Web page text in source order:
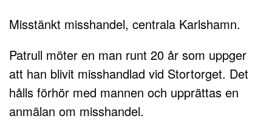
Misstänkt misshandel, centrala Karlshamn.
Patrull möter en man runt 20 år som uppger
att han blivit misshandlad vid Stortorget. Det
hålls förhör med mannen och upprättas en
anmälan om misshandel.